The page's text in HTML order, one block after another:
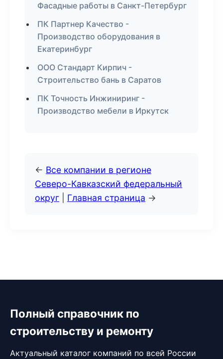
Фасадные работы в Санкт-Петербург
ПК Партнер Качество -
Производство оборудования в
Екатеринбург
ООО Стандарт Кирпич -
Строительство бань в Саратов
ПК Точность Инжиниринг -
Производство мебели в Иркутск
← Все компании в регионе
Северо-Кавказский федеральный
округ
Главная страница →
Полный справочник по
строительству и ремонту
Актуальный каталог компаний по всей России